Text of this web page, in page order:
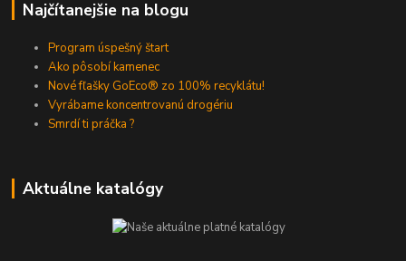
Najčítanejšie na blogu
Program úspešný štart
Ako pôsobí kamenec
Nové fľašky GoEco® zo 100% recyklátu!
Vyrábame koncentrovanú drogériu
Smrdí ti práčka ?
Aktuálne katalógy